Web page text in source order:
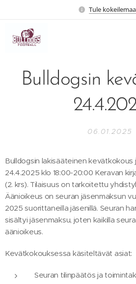
Tule
Bulldogsin
06.01.2025
Bulldogsin lakisääteinen
24.4.2025 klo 18:00-20:00 Keravan
(2. krs). Tilaisuus on tarkoitettu
Äänioikeus on seuran jäsenmaksun
2025 suorittaneilla jäsenillä. Seuran
sisältyi jäsenmaksu, joten kaikilla
äänioikeus.
Kevätkokouksessa käsiteltävät asiat:
Seuran tilinpäätös ja